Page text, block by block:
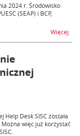
2024 r. Środowisko
(SEAP) i BCP,
Więcej
Desk SISC została
więc już korzystać